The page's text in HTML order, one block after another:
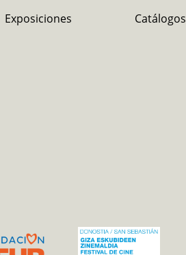
Exposiciones
Catálogos